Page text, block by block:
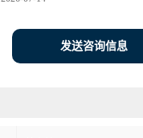
发送咨询信息